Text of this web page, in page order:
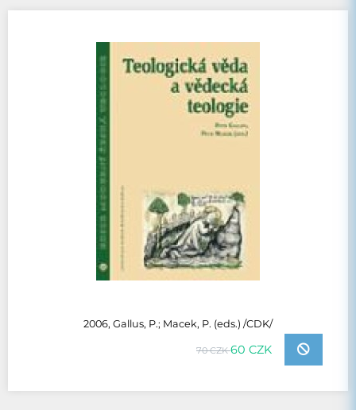
2006, Gallus, P.; Macek, P. (eds.) /CDK/
70 CZK60 CZK